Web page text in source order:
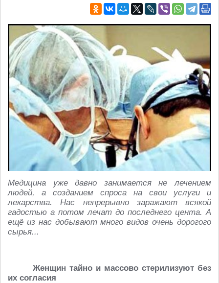
Медицина уже давно занимается не лечением
людей, а созданием спроса на свои услуги и
лекарства. Нас непрерывно заражают всякой
гадостью а потом лечат до последнего цента. А
ещё из нас добывают много видов очень дорогого
сырья...
Женщин тайно и массово стерилизуют без
их согласия